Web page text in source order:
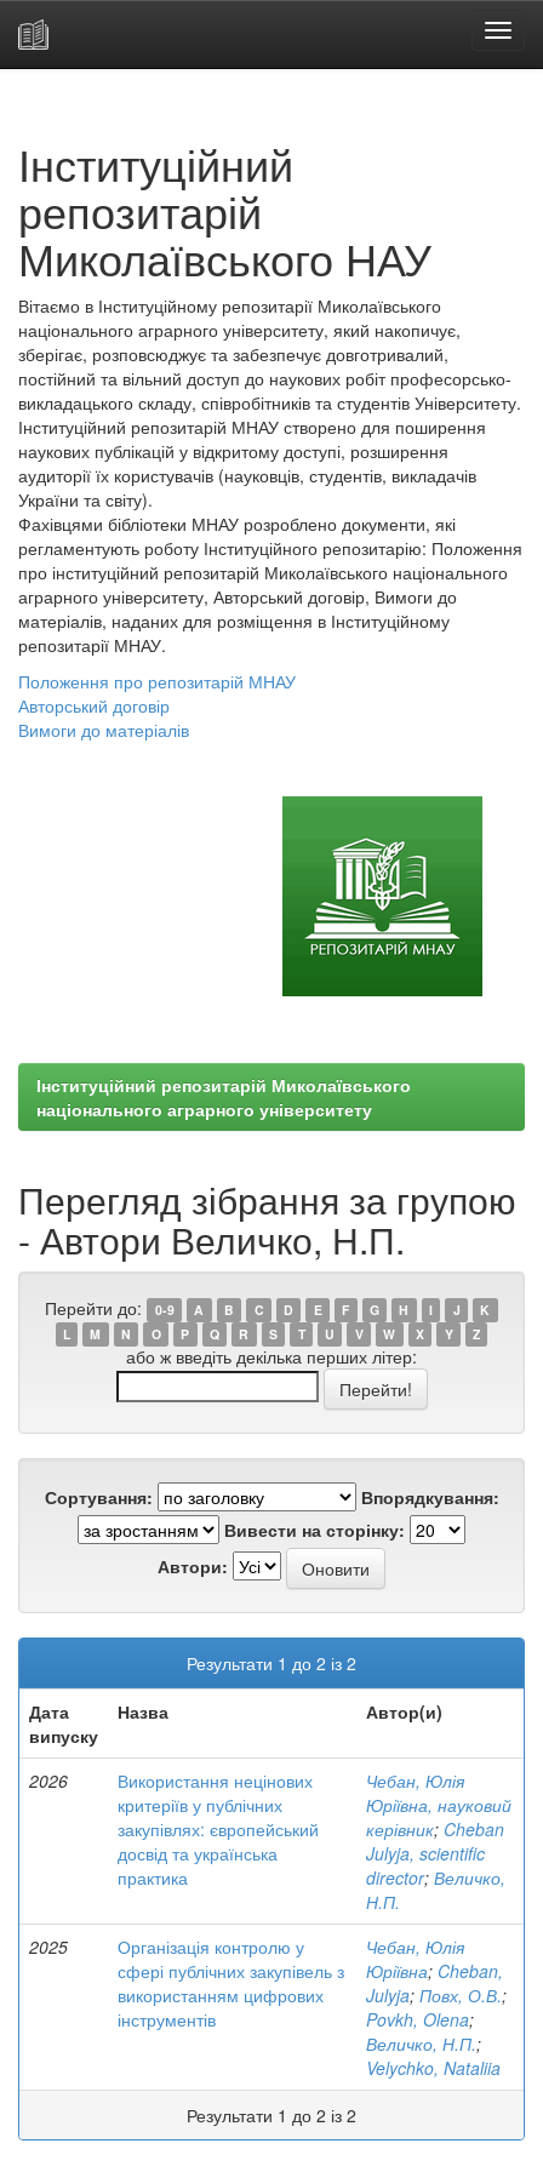
Інституційний
репозитарій
Миколаївського НАУ
Вітаємо в Інституційному репозитарії Миколаївського
національного аграрного університету, який накопичує,
зберігає, розповсюджує та забезпечує довготривалий,
постійний та вільний доступ до наукових робіт професорсько-
викладацького складу, співробітників та студентів Університету.
Інституційний репозитарій МНАУ створено для поширення
наукових публікацій у відкритому доступі, розширення
аудиторії їх користувачів (науковців, студентів, викладачів
України та світу).
Фахівцями бібліотеки МНАУ розроблено документи, які
регламентують роботу Інституційного репозитарію: Положення
про інституційний репозитарій Миколаївського національного
аграрного університету, Авторський договір, Вимоги до
матеріалів, наданих для розміщення в Інституційному
репозитарії МНАУ.
Положення про репозитарій МНАУ
Авторський договір
Вимоги до матеріалів
Інституційний репозитарій Миколаївського
національного аграрного університету
Перегляд зібрання за групою
- Автори Величко, Н.П.
Перейти до: 0-9 A B C D E F G H I J
K
L
M N O P Q R S T U V W X Y Z
або ж введіть декілька перших літер:
Сортування:
Впорядкування:
Вивести на сторінку:
Автори:
Результати 1 до 2 із 2
Дата
випуску
Назва Автор(и)
2026
Використання нецінових
критеріїв у публічних
закупівлях: європейський
досвід та українська
практика
Чебан, Юлія
Юріївна, науковий
керівник; Cheban
Julyja, scientific
director; Величко,
Н.П.
2025
Організація контролю у
сфері публічних закупівель з
використанням цифрових
інструментів
Чебан, Юлія
Юріївна; Cheban,
Julyja; Повх, О.В.;
Povkh, Olena;
Величко, Н.П.;
Velychko, Nataliia
Результати 1 до 2 із 2